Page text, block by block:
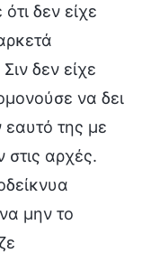
δεν είχε
δεν είχε
να δει
εαυτό της με
στις αρχές.
μην το